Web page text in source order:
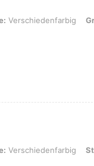
Größe:
Verschiedenfarbig
Stiltyp:
Verschiedenfarbig